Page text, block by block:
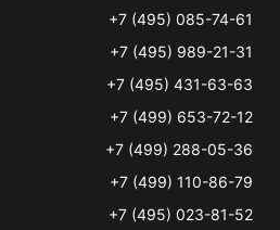
+7 (495) 085-74-61
+7 (495) 989-21-31
+7 (495) 431-63-63
+7 (499) 653-72-12
+7 (499) 288-05-36
+7 (499) 110-86-79
+7 (495) 023-81-52